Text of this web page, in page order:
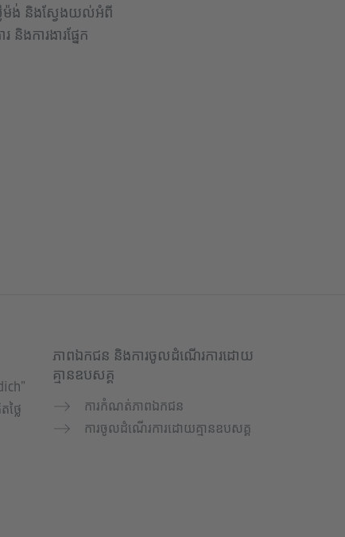
លឺម៉ង់ និងស្វែងយល់អំពី
ងការងារផ្នែក
លៃ
ភាពឯកជន និងការចូលដំណើរការដោយ
គ្មានឧបសគ្គ
ការកំណត់ភាពឯកជន
ការចូលដំណើរការដោយគ្មានឧបសគ្គ